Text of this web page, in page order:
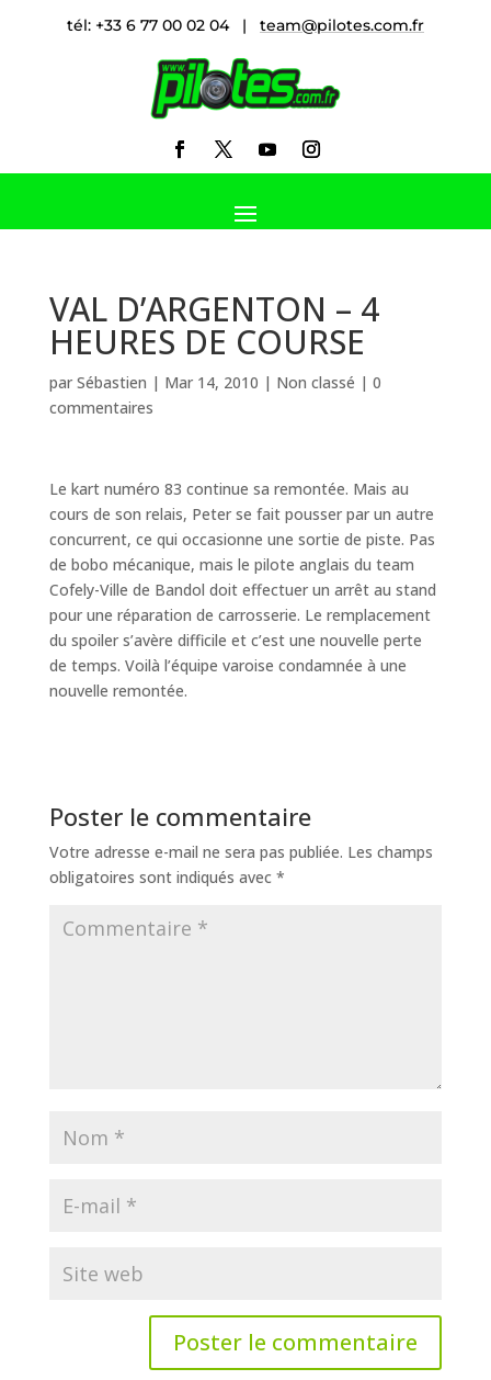
tél: +33 6 77 00 02 04 | team@pilotes.com.fr
VAL D’ARGENTON – 4
HEURES DE COURSE
par Sébastien | Mar 14, 2010 | Non classé | 0
commentaires
Le kart numéro 83 continue sa remontée. Mais au
cours de son relais, Peter se fait pousser par un autre
concurrent, ce qui occasionne une sortie de piste. Pas
de bobo mécanique, mais le pilote anglais du team
Cofely-Ville de Bandol doit effectuer un arrêt au stand
pour une réparation de carrosserie. Le remplacement
du spoiler s’avère difficile et c’est une nouvelle perte
de temps. Voilà l’équipe varoise condamnée à une
nouvelle remontée.
Poster le commentaire
Votre adresse e-mail ne sera pas publiée. Les champs
obligatoires sont indiqués avec *